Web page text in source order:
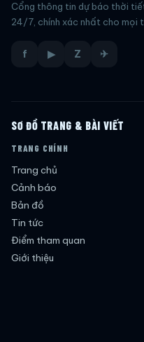
Cổng thông tin dự báo thời
24/7, chính xác nhất cho mọi
f ▶ Z ✈
SƠ ĐỒ TRANG & BÀI VIẾT
TRANG CHÍNH
Trang chủ
Cảnh báo
Bản đồ
Tin tức
Điểm tham quan
Giới thiệu